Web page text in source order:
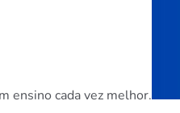
ensino cada vez melhor.